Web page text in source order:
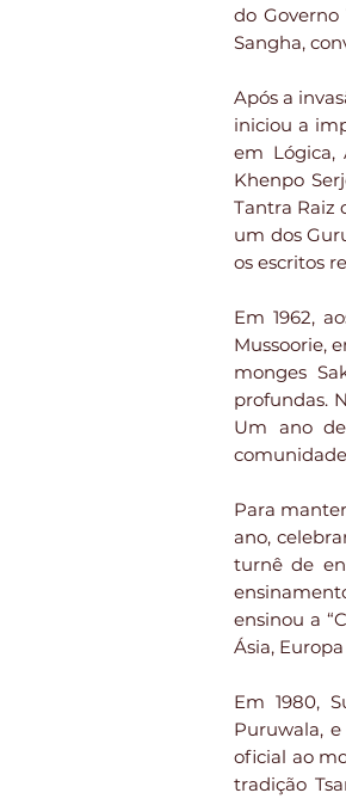
do Governo
Sangha,
Após a
iniciou a
em Lógica,
Khenpo
Tantra Raiz
um dos
os escritos
Em 1962,
Mussoorie,
monges
profundas.
Um ano
Para
ano,
turnê de
ensinou a
Ásia,
Em 1980,
Puruwala,
oficial ao
tradição